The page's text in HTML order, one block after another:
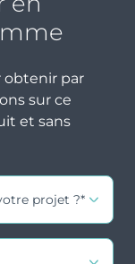
cave.
obtenir par
sur ce
et sans